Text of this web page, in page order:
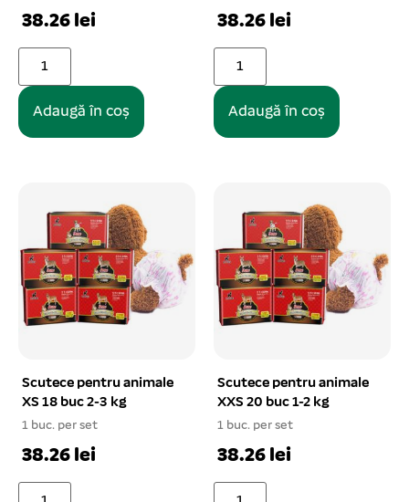
38.26 lei
Adaugă în coș
38.26 lei
Adaugă în coș
Scutece pentru animale
XS 18 buc 2-3 kg
1 buc. per set
38.26 lei
Scutece pentru animale
XXS 20 buc 1-2 kg
1 buc. per set
38.26 lei